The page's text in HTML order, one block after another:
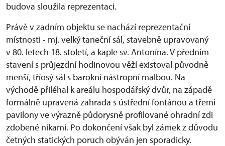
budova sloužila reprezentaci.
Právě v zadním objektu se nachází reprezentační
místnosti - mj. velký taneční sál, stavebně upravovaný
v 80. letech 18. století, a kaple sv. Antonína. V předním
stavení s průjezdní hodinovou věží existoval původně
menší, tříosý sál s barokní nástropní malbou. Na
východě přiléhal k areálu hospodářský dvůr, na západě
formálně upravená zahrada s ústřední fontánou a třemi
pavilony ve výrazně půdorysně profilované ohradní zdi
zdobené nikami. Po dokončení však byl zámek z důvodu
četných statických poruch obýván jen sporadicky.